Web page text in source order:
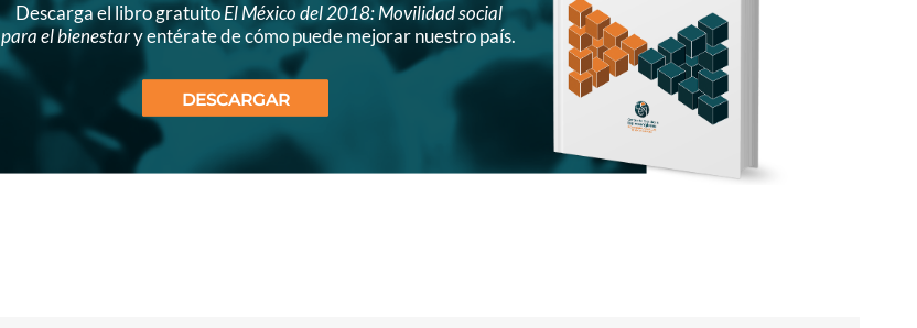
Descarga el libro gratuitoEl México del 2018: Movilidad social
para el bienestary entérate de cómo puede mejorar nuestro país.
DESCARGAR